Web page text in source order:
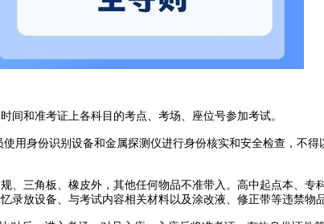
和准考证上各科目的考点、考场、座位号参加考试。
身份识别设备和金属探测仪进行身份核实和安全检查，不
三角板、橡皮外，其他任何物品不准带入。高中起点本、专
放设备、与考试内容相关材料以及涂改液、修正带等违禁物